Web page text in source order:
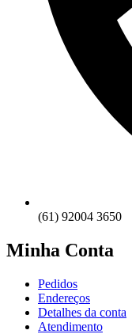
(61) 92004 3650
Minha Conta
Pedidos
Endereços
Detalhes da conta
Atendimento